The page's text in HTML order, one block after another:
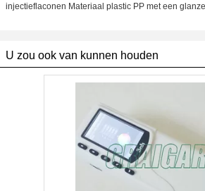
injectieflaconen Materiaal plastic PP met een
U zou ook van kunnen houden